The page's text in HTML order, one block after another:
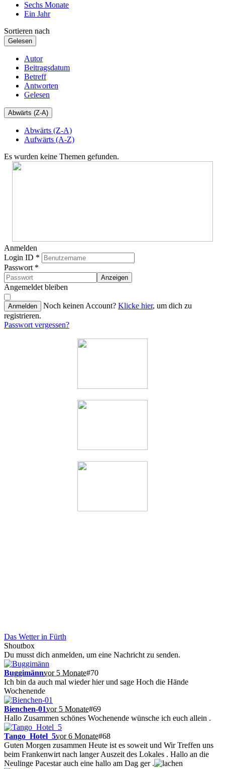
Sechs Monate
Ein Jahr
Sortieren nach
Gelesen
Autor
Beitragsdatum
Betreff
Antworten
Gelesen
Abwärts (Z-A)
Abwärts (Z-A)
Aufwärts (A-Z)
Es wurden keine Themen gefunden.
Anmelden
Login ID *
Passwort *
Anzeigen
Angemeldet bleiben
Anmelden Noch keinen Account? Klicke hier, um dich zu
registrieren.
Passwort vergessen?
Das Wetter in Fürth
Shoutbox
Du musst dich anmelden, um eine Nachricht zu senden.
Buggimännvor 5 Monate#70
Ich bin da auch mal wieder hier und sage Hoch die Hände
Wochenende
Bienchen-01vor 5 Monate#69
Hallo Zusammen schönes Wochenende wünsche ich euch allein .
Tango_Hotel_5vor 6 Monate#68
Guten Morgen zusammen Heute ist es soweit und Wir Treffen uns
beim Frankenwirt nach langer Auszeit des Lokales . Hallo an die
Neulinge Pacestar auch eine hallo am Dag ger .